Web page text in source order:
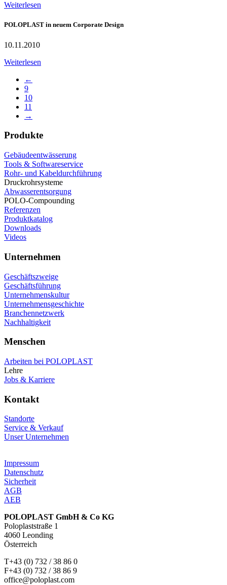
Weiterlesen
POLOPLAST in neuem Corporate Design
10.11.2010
Weiterlesen
←
9
10
11
→
Produkte
Gebäudeentwässerung
Tools & Softwareservice
Rohr- und Kabeldurchführung
Druckrohrsysteme
Abwasserentsorgung
POLO-Compounding
Referenzen
Produktkatalog
Downloads
Videos
Unternehmen
Geschäftszweige
Geschäftsführung
Unternehmenskultur
Unternehmensgeschichte
Branchennetzwerk
Nachhaltigkeit
Menschen
Arbeiten bei POLOPLAST
Lehre
Jobs & Karriere
Kontakt
Standorte
Service & Verkauf
Unser Unternehmen
Impressum
Datenschutz
Sicherheit
AGB
AEB
POLOPLAST GmbH & Co KG
Poloplaststraße 1
4060 Leonding
Österreich
T+43 (0) 732 / 38 86 0
F+43 (0) 732 / 38 86 9
office@poloplast.com